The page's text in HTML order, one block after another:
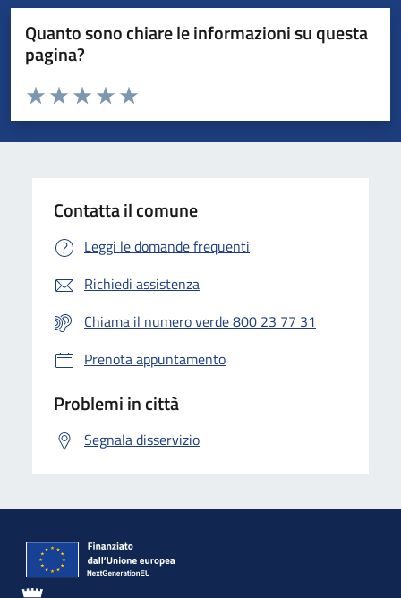
Quanto sono chiare le informazioni su questa
pagina?
Valuta da 1 a 5 stelle la pagina
Valuta 5 stelle su 5
Valuta 4 stelle su 5
Valuta 3 stelle su 5
Valuta 2 stelle su 5
Valuta 1 stelle su 5
Contatta il comune
Leggi le domande frequenti
Richiedi assistenza
Chiama il numero verde 800 23 77 31
Prenota appuntamento
Problemi in città
Segnala disservizio